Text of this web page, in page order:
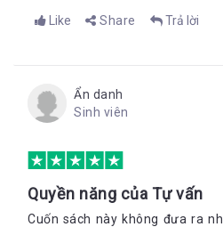
Like Share Trả lời
Ẩn danh
Sinh viên
Quyền năng của Tự vấn
Cuốn sách này không đưa ra